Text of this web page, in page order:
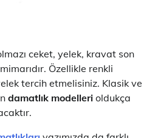
ceket, yelek, kravat son
Özellikle renkli
tercih etmelisiniz. Klasik ve
damatlık modelleri oldukça